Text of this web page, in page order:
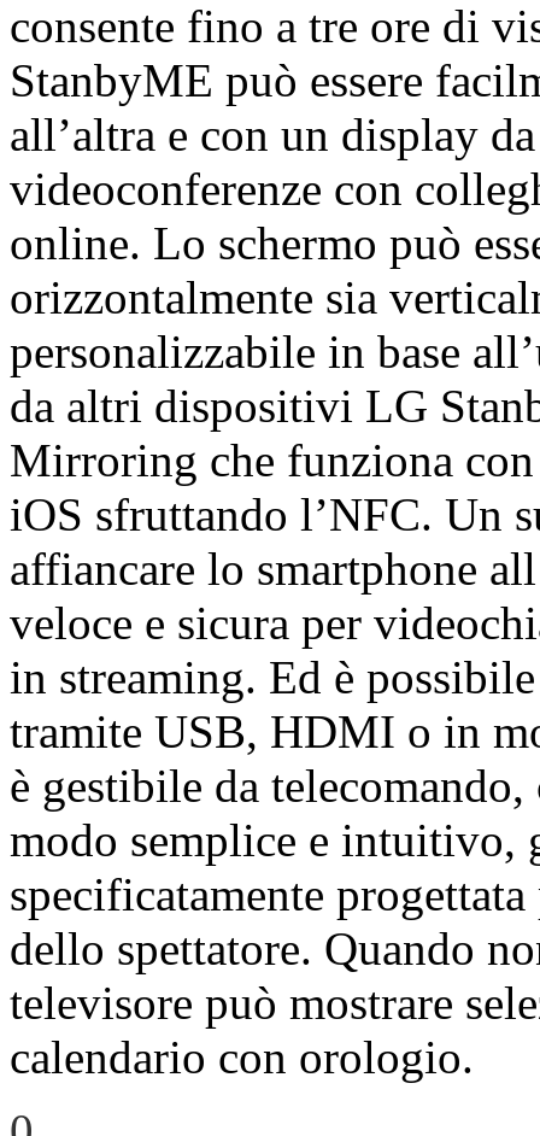
consente fino a tre ore di
StanbyME può essere
all’altra e con un display
videoconferenze con
online. Lo schermo può
orizzontalmente sia
personalizzabile in base
da altri dispositivi LG
Mirroring che funziona
iOS sfruttando l’NFC. Un
affiancare lo smartphone
veloce e sicura per
in streaming. Ed è
tramite USB, HDMI o in
è gestibile da
modo semplice e intuitivo,
specificatamente
dello spettatore. Quando
televisore può mostrare
calendario con orologio.